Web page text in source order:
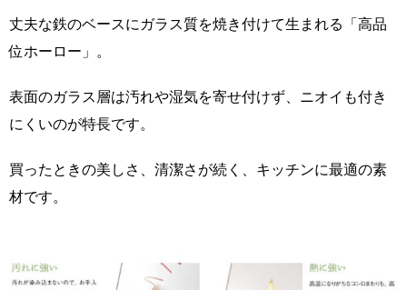
丈夫な鉄のベースにガラス質を焼き付けて生まれる「高品
位ホーロー」。
表面のガラス層は汚れや湿気を寄せ付けず、ニオイも付き
にくいのが特長です。
買ったときの美しさ、清潔さが続く、キッチンに最適の素
材です。